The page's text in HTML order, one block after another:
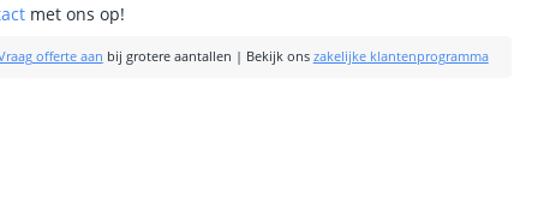
met ons op!
offerte aan bij grotere aantallen | Bekijk ons zakelijke klantenprogramma